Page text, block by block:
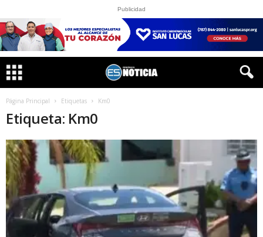
Publicidad
Página Principal Etiquetas Km0
Etiqueta: Km0